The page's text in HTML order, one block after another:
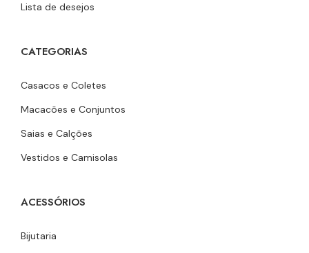
Lista de desejos
CATEGORIAS
Casacos e Coletes
Macacões e Conjuntos
Saias e Calções
Vestidos e Camisolas
ACESSÓRIOS
Bijutaria